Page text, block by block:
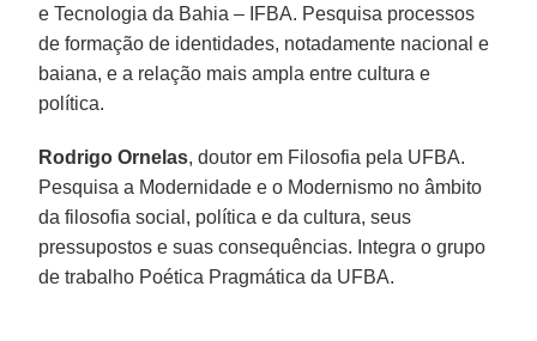
e Tecnologia da Bahia – IFBA. Pesquisa processos
de formação de identidades, notadamente nacional e
baiana, e a relação mais ampla entre cultura e
política.
Rodrigo Ornelas, doutor em Filosofia pela UFBA.
Pesquisa a Modernidade e o Modernismo no âmbito
da filosofia social, política e da cultura, seus
pressupostos e suas consequências. Integra o grupo
de trabalho Poética Pragmática da UFBA.